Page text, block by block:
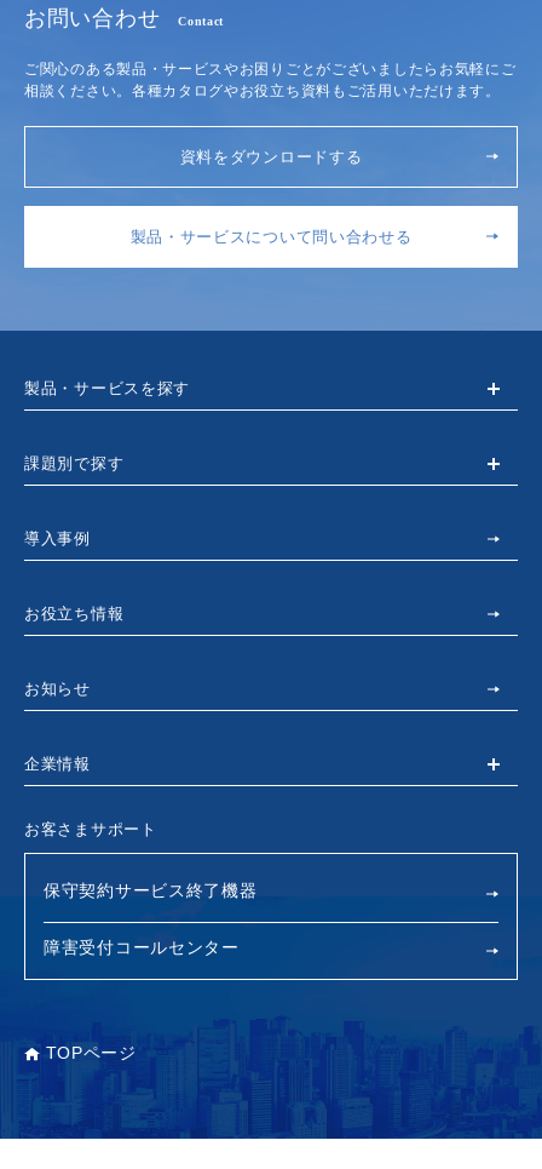
お問い合わせ Contact
ご関心のある製品・サービスやお困りごとがございましたらお気軽にご
相談ください。各種カタログやお役立ち資料もご活用いただけます。
資料をダウンロードする
製品・サービスについて問い合わせる
製品・サービスを探す
課題別で探す
導入事例
お役立ち情報
お知らせ
企業情報
お客さまサポート
保守契約サービス終了機器
障害受付コールセンター
TOPページ